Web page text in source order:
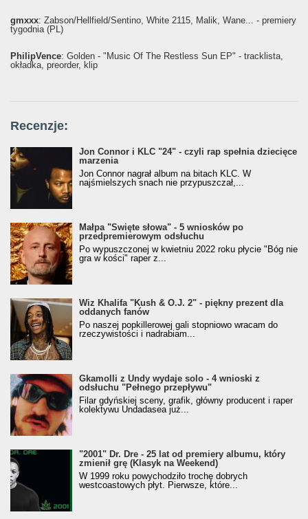
gmxxx: Żabson/Hellfield/Sentino, White 2115, Malik, Wane... - premiery
tygodnia (PL)
PhilipVence: Golden - "Music Of The Restless Sun EP" - tracklista,
okładka, preorder, klip
Recenzje:
Jon Connor i KLC "24" - czyli rap spełnia dziecięce
marzenia
Jon Connor nagrał album na bitach KLC. W
najśmielszych snach nie przypuszczał,...
Małpa "Święte słowa" - 5 wniosków po
przedpremierowym odsłuchu
Po wypuszczonej w kwietniu 2022 roku płycie "Bóg nie
gra w kości" raper z...
Wiz Khalifa "Kush & O.J. 2" - piękny prezent dla
oddanych fanów
Po naszej popkillerowej gali stopniowo wracam do
rzeczywistości i nadrabiam...
Gkamolli z Undy wydaje solo - 4 wnioski z
odsłuchu "Pełnego przepływu"
Filar gdyńskiej sceny, grafik, główny producent i raper
kolektywu Undadasea już...
"2001" Dr. Dre - 25 lat od premiery albumu, który
zmienił grę (Klasyk na Weekend)
W 1999 roku powychodziło trochę dobrych
westcoastowych płyt. Pierwsze, które...